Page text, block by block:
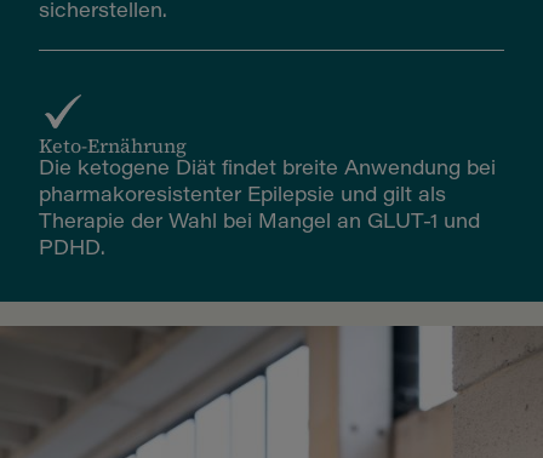
sicherstellen.
Keto-Ernährung
Die ketogene Diät findet breite Anwendung bei
pharmakoresistenter Epilepsie und gilt als
Therapie der Wahl bei Mangel an GLUT-1 und
PDHD.